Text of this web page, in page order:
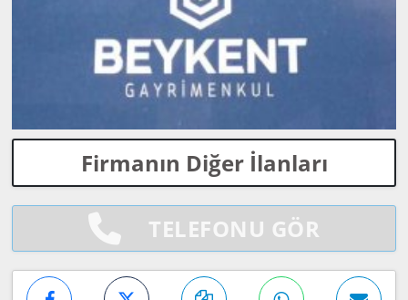
Firmanın Diğer İlanları
TELEFONU GÖR